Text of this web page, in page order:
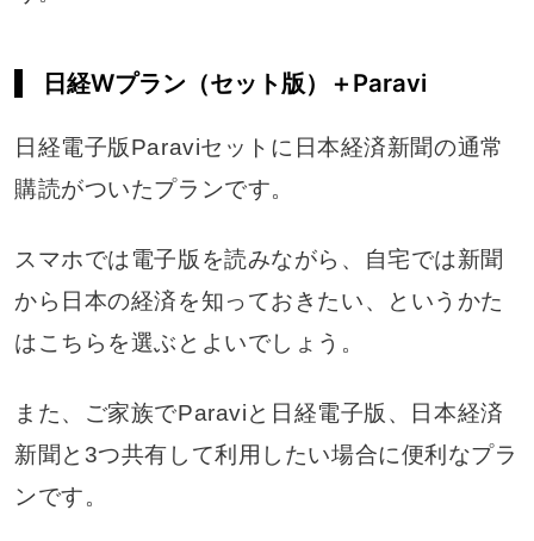
日経Wプラン（セット版）＋Paravi
日経電子版Paraviセットに日本経済新聞の通常
購読がついたプランです。
スマホでは電子版を読みながら、自宅では新聞
から日本の経済を知っておきたい、というかた
はこちらを選ぶとよいでしょう。
また、ご家族でParaviと日経電子版、日本経済
新聞と3つ共有して利用したい場合に便利なプラ
ンです。